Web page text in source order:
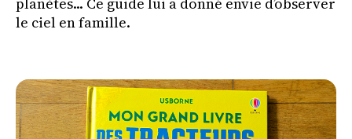
le ciel en famille.